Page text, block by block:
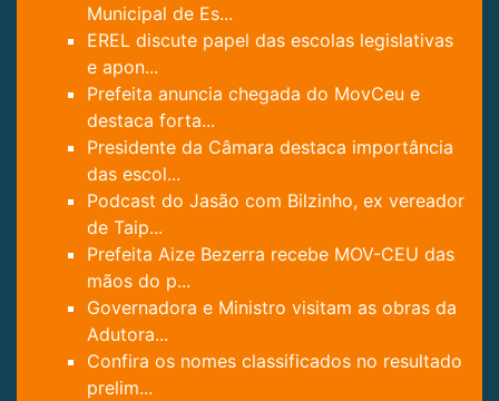
Municipal de Es...
EREL discute papel das escolas legislativas
e apon...
Prefeita anuncia chegada do MovCeu e
destaca forta...
Presidente da Câmara destaca importância
das escol...
Podcast do Jasão com Bilzinho, ex vereador
de Taip...
Prefeita Aize Bezerra recebe MOV-CEU das
mãos do p...
Governadora e Ministro visitam as obras da
Adutora...
Confira os nomes classificados no resultado
prelim...